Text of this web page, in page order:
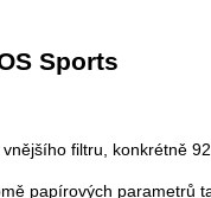
Sports
filtru, konkrétně
papírových parametrů